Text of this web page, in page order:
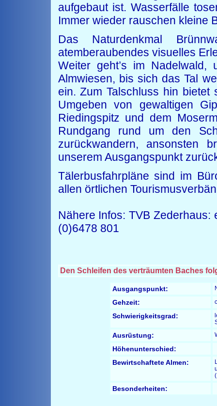
aufgebaut ist. Wasserfälle
Immer wieder rauschen kleine
Das Naturdenkmal
atemberaubendes visuelles
Weiter geht’s im Nadelwald,
Almwiesen, bis sich das Tal
ein. Zum Talschluss hin
Umgeben von gewaltigen
Riedingspitz und dem
Rundgang rund um den
zurückwandern, ansonsten
unserem Ausgangspunkt
Tälerbusfahrpläne sind im
allen örtlichen
Nähere Infos: TVB Zederhaus:
(0)6478 801
Den Schleifen des verträumten Baches
Ausgangspunkt:
Gehzeit:
Schwierigkeitsgrad:
Ausrüstung:
Höhenunterschied:
Bewirtschaftete Almen:
Besonderheiten: